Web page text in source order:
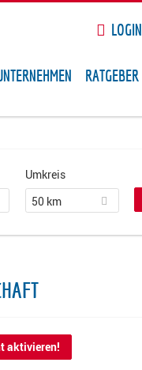
LOGIN
RATGEBER
Umkreis
50 km
aktivieren!